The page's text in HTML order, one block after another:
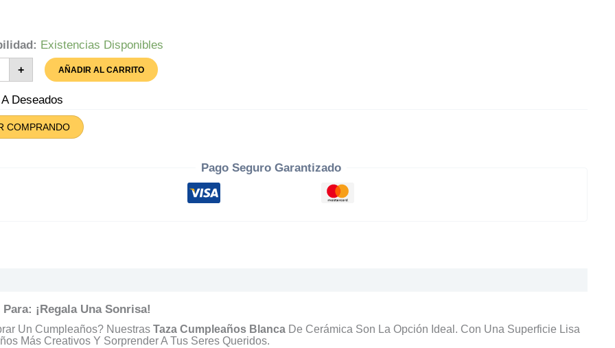
Existencias Disponibles
+ AÑADIR AL CARRITO
Deseados
COMPRANDO
Pago Seguro Garantizado
¡Regala Una Sonrisa!
Un Cumpleaños? Nuestras Taza Cumpleaños Blanca De Cerámica Son La Opción Ideal. Con Una Superficie Lisa
Más Creativos Y Sorprender A Tus Seres Queridos.